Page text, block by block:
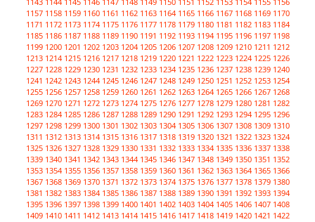
1157 1158 1159 1160 1161 1162 1163 1164 1165 1166 1167 1168 1169 1170
1171 1172 1173 1174 1175 1176 1177 1178 1179 1180 1181 1182 1183 1184
1185 1186 1187 1188 1189 1190 1191 1192 1193 1194 1195 1196 1197 1198
1199 1200 1201 1202 1203 1204 1205 1206 1207 1208 1209 1210 1211 1212
1213 1214 1215 1216 1217 1218 1219 1220 1221 1222 1223 1224 1225 1226
1227 1228 1229 1230 1231 1232 1233 1234 1235 1236 1237 1238 1239 1240
1241 1242 1243 1244 1245 1246 1247 1248 1249 1250 1251 1252 1253 1254
1255 1256 1257 1258 1259 1260 1261 1262 1263 1264 1265 1266 1267 1268
1269 1270 1271 1272 1273 1274 1275 1276 1277 1278 1279 1280 1281 1282
1283 1284 1285 1286 1287 1288 1289 1290 1291 1292 1293 1294 1295 1296
1297 1298 1299 1300 1301 1302 1303 1304 1305 1306 1307 1308 1309 1310
1311 1312 1313 1314 1315 1316 1317 1318 1319 1320 1321 1322 1323 1324
1325 1326 1327 1328 1329 1330 1331 1332 1333 1334 1335 1336 1337 1338
1339 1340 1341 1342 1343 1344 1345 1346 1347 1348 1349 1350 1351 1352
1353 1354 1355 1356 1357 1358 1359 1360 1361 1362 1363 1364 1365 1366
1367 1368 1369 1370 1371 1372 1373 1374 1375 1376 1377 1378 1379 1380
1381 1382 1383 1384 1385 1386 1387 1388 1389 1390 1391 1392 1393 1394
1395 1396 1397 1398 1399 1400 1401 1402 1403 1404 1405 1406 1407 1408
1409 1410 1411 1412 1413 1414 1415 1416 1417 1418 1419 1420 1421 1422